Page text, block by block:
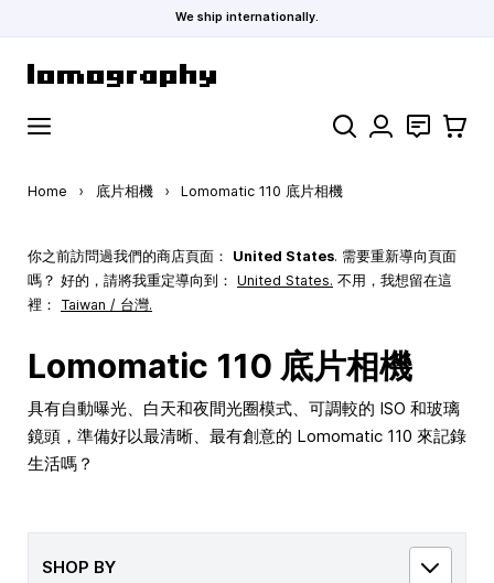
We ship internationally.
Search 聯絡 購物車
Home › 底片相機 › Lomomatic 110 底片相機
你之前訪問過我們的商店頁面： United States. 需要重新導向頁面
嗎？ 好的，請將我重定導向到： United States. 不用，我想留在這
裡： Taiwan / 台灣.
Lomomatic 110 底片相機
具有自動曝光、白天和夜間光圈模式、可調較的 ISO 和玻璃
鏡頭，準備好以最清晰、最有創意的 Lomomatic 110 來記錄
生活嗎？
SHOP BY